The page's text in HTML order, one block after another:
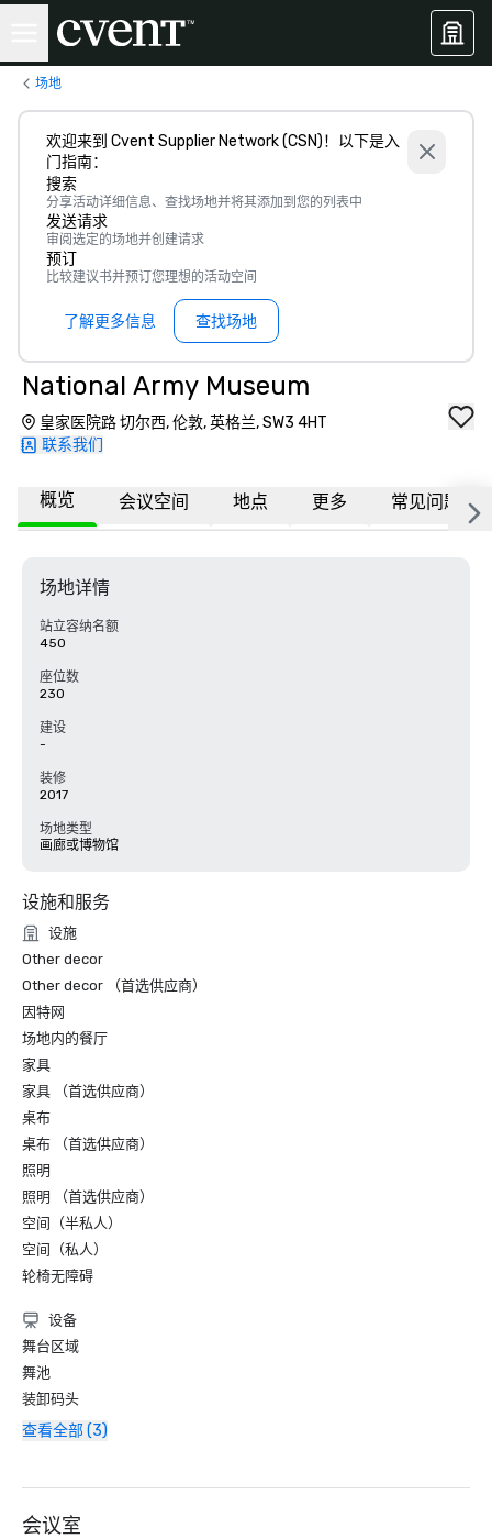
场地
欢迎来到 Cvent Supplier Network (CSN)！以下是入
门指南：
搜索
分享活动详细信息、查找场地并将其添加到您的列表中
发送请求
审阅选定的场地并创建请求
预订
比较建议书并预订您理想的活动空间
了解更多信息 查找场地
National Army Museum
皇家医院路 切尔西, 伦敦, 英格兰, SW3 4HT
联系我们
概览 会议空间 地点 更多 常见问题
场地详情
站立容纳名额
450
座位数
230
建设
-
装修
2017
场地类型
画廊或博物馆
设施和服务
设施
Other decor
Other decor （首选供应商）
因特网
场地内的餐厅
家具
家具 （首选供应商）
桌布
桌布 （首选供应商）
照明
照明 （首选供应商）
空间（半私人）
空间（私人）
轮椅无障碍
设备
舞台区域
舞池
装卸码头
查看全部 (3)
会议室